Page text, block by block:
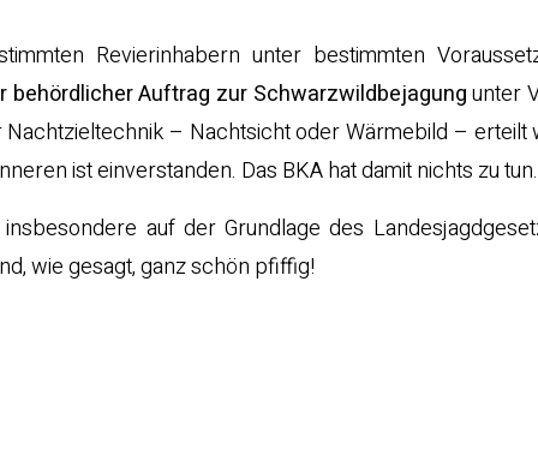
Revierinhabern unter bestimmten
behördlicher Auftrag zur Schwarzwildbejagungunter
– Nachtsicht oder Wärmebild –
ist einverstanden. Das BKA hat damit nichts zu tun.
auf der Grundlage des
wie gesagt, ganz schön pfiffig!